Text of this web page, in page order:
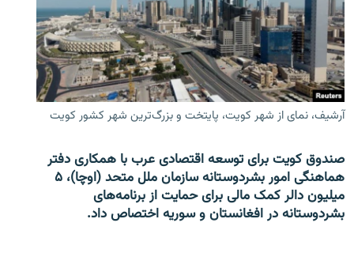
آرشیف، نمای از شهر کویت، پایتخت و بزرگ‌ترین شهر کشور کویت
صندوق کویت برای توسعه اقتصادی عرب با همکاری دفتر
هماهنگی امور بشردوستانه سازمان ملل متحد (اوچا)، ۵
میلیون دالر کمک مالی برای حمایت از برنامه‌های
بشردوستانه در افغانستان و سوریه اختصاص داد.